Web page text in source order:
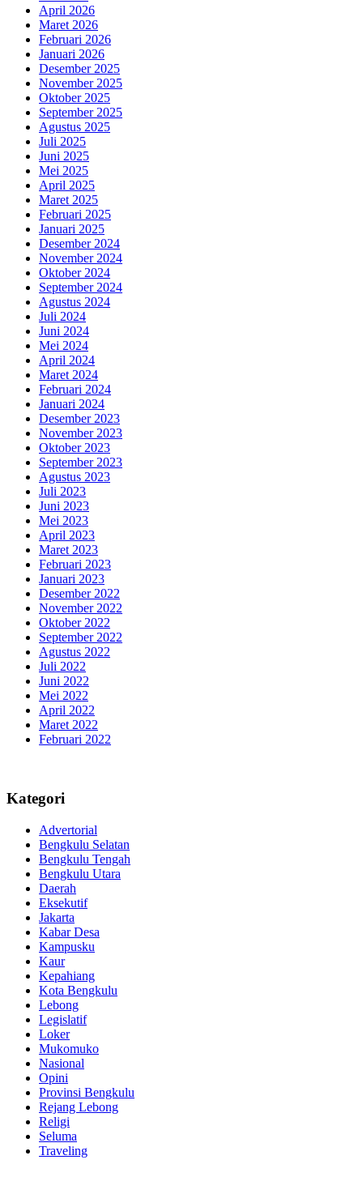
April 2026
Maret 2026
Februari 2026
Januari 2026
Desember 2025
November 2025
Oktober 2025
September 2025
Agustus 2025
Juli 2025
Juni 2025
Mei 2025
April 2025
Maret 2025
Februari 2025
Januari 2025
Desember 2024
November 2024
Oktober 2024
September 2024
Agustus 2024
Juli 2024
Juni 2024
Mei 2024
April 2024
Maret 2024
Februari 2024
Januari 2024
Desember 2023
November 2023
Oktober 2023
September 2023
Agustus 2023
Juli 2023
Juni 2023
Mei 2023
April 2023
Maret 2023
Februari 2023
Januari 2023
Desember 2022
November 2022
Oktober 2022
September 2022
Agustus 2022
Juli 2022
Juni 2022
Mei 2022
April 2022
Maret 2022
Februari 2022
Kategori
Advertorial
Bengkulu Selatan
Bengkulu Tengah
Bengkulu Utara
Daerah
Eksekutif
Jakarta
Kabar Desa
Kampusku
Kaur
Kepahiang
Kota Bengkulu
Lebong
Legislatif
Loker
Mukomuko
Nasional
Opini
Provinsi Bengkulu
Rejang Lebong
Religi
Seluma
Traveling